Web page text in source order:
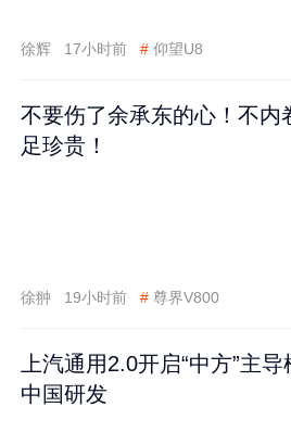
徐辉 17小时前 # 仰望U8
不要伤了余承东的心！不内
足珍贵！
徐翀 19小时前 # 尊界V800
上汽通用2.0开启“中方”主
中国研发